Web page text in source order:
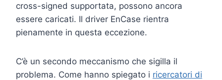
cross-signed supportata, possono ancora
essere caricati. Il driver EnCase rientra
pienamente in questa eccezione.
C’è un secondo meccanismo che sigilla il
problema. Come hanno spiegato i ricercatori di